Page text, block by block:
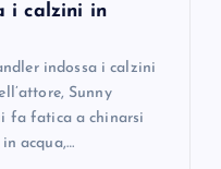
i calzini in
indossa i calzini
Sunny
fa fatica a chinarsi
acqua,…